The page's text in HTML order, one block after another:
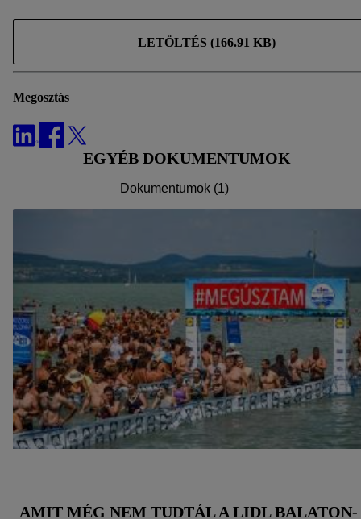
LETÖLTÉS (166.91 KB)
Megosztás
EGYÉB DOKUMENTUMOK
Dokumentumok (1)
AMIT MÉG NEM TUDTÁL A LIDL BALATON-
jövőre nézve történő visszavonásához való jogáróla
adatvédelmi szabályzatunkbantalálhat.Az impresszumokat itt
találja.